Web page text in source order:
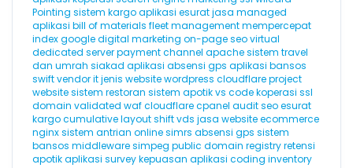
Pointing sistem kargoaplikasi esuratjasa managed
aplikasi bill of materials fleet managementmempercepat
index googledigital marketing on-page seovirtual
dedicated serverpayment channel apachesistem travel
dan umrah siakad aplikasi absensi gps aplikasi bansos
swiftvendor itjenis websitewordpress cloudflareproject
websitesistem restoran sistem apotikvs codekoperasi ssl
domain validated waf cloudflarecpanel audit seoesurat
kargocumulative layout shiftvds jasa website ecommerce
nginxsistem antrian onlinesimrs absensi gps sistem
bansos middlewaresimpeg public domain registryretensi
apotikaplikasi survey kepuasan aplikasi coding inventory